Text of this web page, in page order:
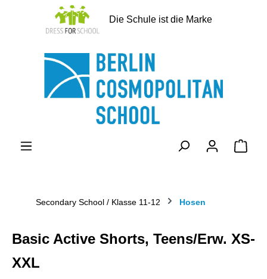
springen
Die Schule ist die Marke
Secondary School / Klasse 11-12 Hosen
Basic Active Shorts, Teens/Erw. XS-
XXL